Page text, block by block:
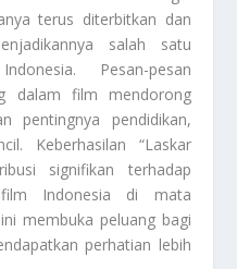
terus diterbitkan dan
salah satu
Pesan-pesan
dalam film mendorong
pentingnya pendidikan,
Keberhasilan “Laskar
signifikan terhadap
Indonesia di mata
membuka peluang bagi
perhatian lebih